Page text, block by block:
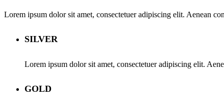
Lorem ipsum dolor sit amet, consectetuer adipiscing elit. Aenean
SILVER
Lorem ipsum dolor sit amet, consectetuer adipiscing elit.
GOLD